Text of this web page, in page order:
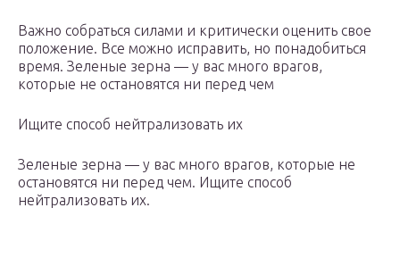
Важно собраться силами и критически оценить свое
положение. Все можно исправить, но понадобиться
время. Зеленые зерна — у вас много врагов,
которые не остановятся ни перед чем
Ищите способ нейтрализовать их
Зеленые зерна — у вас много врагов, которые не
остановятся ни перед чем. Ищите способ
нейтрализовать их.